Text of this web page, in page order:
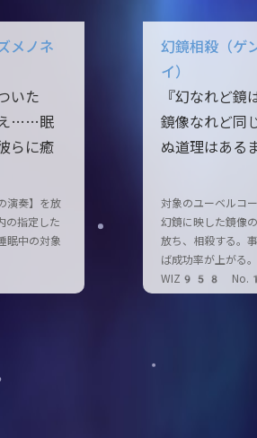
メノネ
いた
……眠
らに癒
演奏】を放
の指定した
眠中の対象
幻鏡相殺（ゲ
イ）
『幻なれど鏡
鏡像なれど同
ぬ道理はある
対象のユーベルコ
幻鏡に映した鏡像
放ち、相殺する。
ば成功率が上がる。
WIZ958